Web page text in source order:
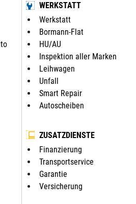
WERKSTATT
Werkstatt
Bormann-Flat
HU/AU
Inspektion aller Marken
Leihwagen
Unfall
Smart Repair
Autoscheiben
ZUSATZDIENSTE
Finanzierung
Transportservice
Garantie
Versicherung